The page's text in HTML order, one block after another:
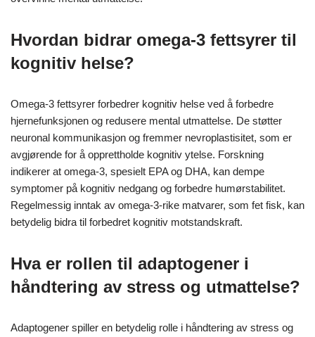
Hvordan bidrar omega-3 fettsyrer til
kognitiv helse?
Omega-3 fettsyrer forbedrer kognitiv helse ved å forbedre
hjernefunksjonen og redusere mental utmattelse. De støtter
neuronal kommunikasjon og fremmer nevroplastisitet, som er
avgjørende for å opprettholde kognitiv ytelse. Forskning
indikerer at omega-3, spesielt EPA og DHA, kan dempe
symptomer på kognitiv nedgang og forbedre humørstabilitet.
Regelmessig inntak av omega-3-rike matvarer, som fet fisk, kan
betydelig bidra til forbedret kognitiv motstandskraft.
Hva er rollen til adaptogener i
håndtering av stress og utmattelse?
Adaptogener spiller en betydelig rolle i håndtering av stress og